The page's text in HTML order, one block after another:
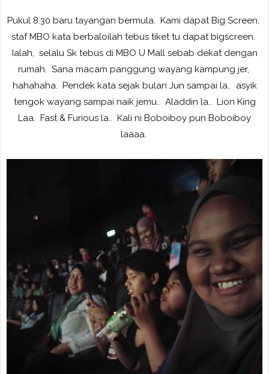
Pukul 8.30 baru tayangan bermula. Kami dapat Big Screen,
staf MBO kata berbaloilah tebus tiket tu dapat bigscreen.
Ialah, selalu Sk tebus di MBO U Mall sebab dekat dengan
rumah. Sana macam panggung wayang kampung jer,
hahahaha. Pendek kata sejak bulan Jun sampai la.. asyik
tengok wayang sampai naik jemu.. Aladdin la.. Lion King
Laa. Fast & Furious la.. Kali ni Boboiboy pun Boboiboy
laaaa.